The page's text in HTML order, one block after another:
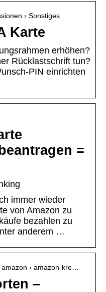
› Sonstiges
Karte
erhöhen?
Rücklastschrift tun?
PIN einrichten
=
immer wieder
von Amazon zu
bezahlen zu
anderem …
amazon › amazon-kre…
–